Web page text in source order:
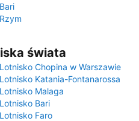
Bari
Rzym
świata
Lotnisko Chopina w Warszawie
Lotnisko Katania-Fontanarossa
Lotnisko Malaga
Lotnisko Bari
Lotnisko Faro